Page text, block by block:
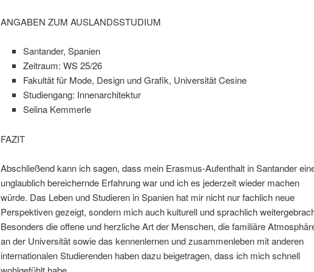
ANGABEN ZUM AUSLANDSSTUDIUM
Santander, Spanien
Zeitraum: WS 25/26
Fakultät für Mode, Design und Grafik, Universität Cesine
Studiengang: Innenarchitektur
Selina Kemmerle
FAZIT
Abschließend kann ich sagen, dass mein Erasmus-Aufenthalt in Santander
unglaublich bereichernde Erfahrung war und ich es jederzeit wieder machen
würde. Das Leben und Studieren in Spanien hat mir nicht nur fachlich neue
Perspektiven gezeigt, sondern mich auch kulturell und sprachlich
Besonders die offene und herzliche Art der Menschen, die familiäre
an der Universität sowie das kennenlernen und zusammenleben mit anderen
internationalen Studierenden haben dazu beigetragen, dass ich mich schnell